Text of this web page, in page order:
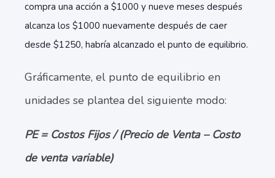
compra una acción a $1000 y nueve meses después
alcanza los $1000 nuevamente después de caer
desde $1250, habría alcanzado el punto de equilibrio.
Gráficamente, el punto de equilibrio en
unidades se plantea del siguiente modo:
PE = Costos Fijos / (Precio de Venta – Costo
de venta variable)